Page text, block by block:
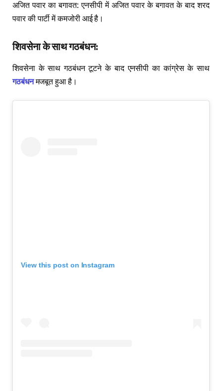
अजित पवार का बगावत: एनसीपी में अजित पवार के बगावत के बाद शरद
पवार की पार्टी में कमजोरी आई है।
शिवसेनाकेसाथगठबंधन:
शिवसेना के साथ गठबंधन टूटने के बाद एनसीपी का कांग्रेस के साथ
गठबंधनमजबूत हुआ है।
View this post on Instagram